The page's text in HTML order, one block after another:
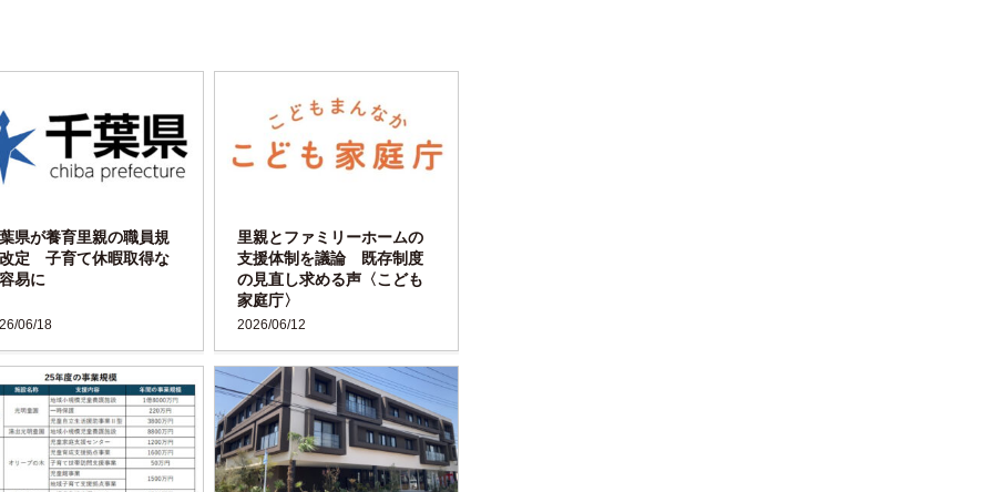
06/18
県が養育里親の職員規
定 子育て休暇取得な
易に
2026/06/12
里親とファミリーホームの
支援体制を議論 既存制度
の見直し求める声〈こども
家庭庁〉